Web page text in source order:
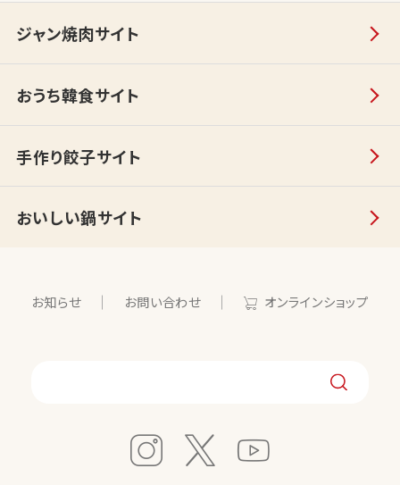
ジャン焼肉サイト
おうち韓食サイト
手作り餃子サイト
おいしい鍋サイト
お知らせ お問い合わせ オンラインショップ